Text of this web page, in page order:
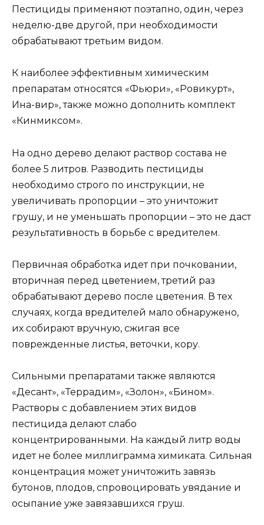
Пестициды применяют поэтапно, один, через
неделю-две другой, при необходимости
обрабатывают третьим видом.
К наиболее эффективным химическим
препаратам относятся «Фьюри», «Ровикурт»,
Ина-вир», также можно дополнить комплект
«Кинмиксом».
На одно дерево делают раствор состава не
более 5 литров. Разводить пестициды
необходимо строго по инструкции, не
увеличивать пропорции – это уничтожит
грушу, и не уменьшать пропорции – это не даст
результативность в борьбе с вредителем.
Первичная обработка идет при почковании,
вторичная перед цветением, третий раз
обрабатывают дерево после цветения. В тех
случаях, когда вредителей мало обнаружено,
их собирают вручную, сжигая все
поврежденные листья, веточки, кору.
Сильными препаратами также являются
«Десант», «Террадим», «Золон», «Бином».
Растворы с добавлением этих видов
пестицида делают слабо
концентрированными. На каждый литр воды
идет не более миллиграмма химиката. Сильная
концентрация может уничтожить завязь
бутонов, плодов, спровоцировать увядание и
осыпание уже завязавшихся груш.